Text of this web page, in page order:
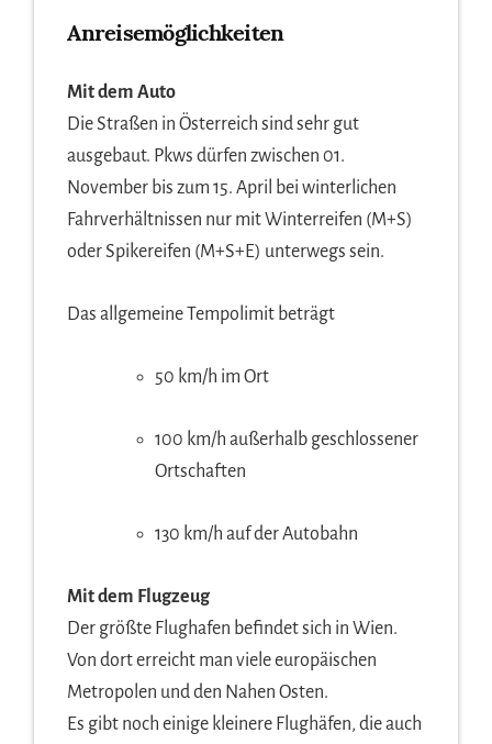
Anreisemöglichkeiten
Mit dem Auto
Die Straßen in Österreich sind sehr gut
ausgebaut. Pkws dürfen zwischen 01.
November bis zum 15. April bei winterlichen
Fahrverhältnissen nur mit Winterreifen (M+S)
oder Spikereifen (M+S+E) unterwegs sein.
Das allgemeine Tempolimit beträgt
50 km/h im Ort
100 km/h außerhalb geschlossener
Ortschaften
130 km/h auf der Autobahn
Mit dem Flugzeug
Der größte Flughafen befindet sich in Wien.
Von dort erreicht man viele europäischen
Metropolen und den Nahen Osten.
Es gibt noch einige kleinere Flughäfen, die auch